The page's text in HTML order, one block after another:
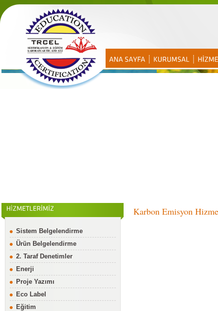
Sistem Belgelendirme
Ürün Belgelendirme
2. Taraf Denetimler
Enerji
Proje Yazımı
Eco Label
Eğitim
Karbon Emisyon